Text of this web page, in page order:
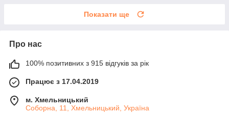
Показати ще
Про нас
100% позитивних з 915 відгуків за рік
Працює з 17.04.2019
м. Хмельницький
Соборна, 11, Хмельницький, Україна